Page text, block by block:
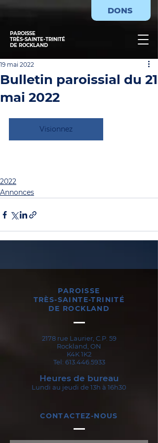
PAROISSE
TRÈS-SAINTE-TRINITÉ
DE ROCKLAND
DONS
Bulletin paroissial du 21
mai 2022
19 mai 2022
Visionnez
2022
Annonces
PAROISSE
TRÈS-SAINTE-TRINITÉ
DE ROCKLAND
2178 rue Laurier, C.P. 59
Rockland, ON
K4K 1K2
Tel: 613.446.5933
Heures de bureau
Lundi au jeudi de 13h à 16h30
CONTACTEZ-NOUS